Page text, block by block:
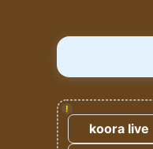
!
koora live